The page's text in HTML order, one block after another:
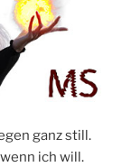
ganz still.
ich will.